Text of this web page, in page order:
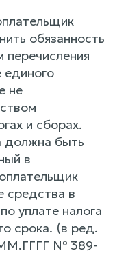
обязанность
перечисления
единого
не
и сборах.
должна быть
в
средства в
уплате налога
срока. (в ред.
№ 389-